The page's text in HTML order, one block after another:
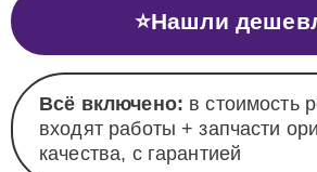
⭐Нашли
Всё включено: в стоимость
входят работы + запчасти
качества, с гарантией